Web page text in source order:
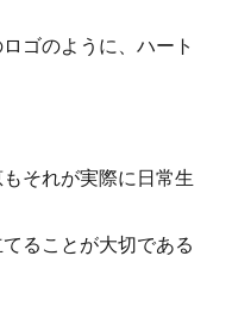
ゴのように、ハート
それが実際に日常生
ることが大切である